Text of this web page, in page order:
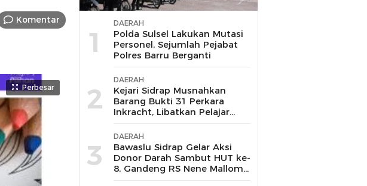
Komentar
Perbesar
1
DAERAH
Polda Sulsel Lakukan Mutasi
Personel, Sejumlah Pejabat
Polres Barru Berganti
2
DAERAH
Kejari Sidrap Musnahkan
Barang Bukti 31 Perkara
Inkracht, Libatkan Pelajar
untuk Edukasi Bahaya
Narkoba
3
DAERAH
Bawaslu Sidrap Gelar Aksi
Donor Darah Sambut HUT ke-
8, Gandeng RS Nene Mallomo
dan Polres